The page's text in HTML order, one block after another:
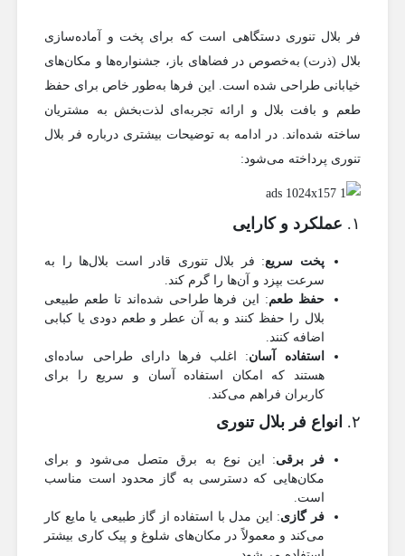
فر بلال تنوری دستگاهی است که برای پخت و آماده‌سازی
بلال (ذرت) به‌خصوص در فضاهای باز، جشنواره‌ها و مکان‌های
خیابانی طراحی شده است. این فرها به‌طور خاص برای حفظ
طعم و بافت بلال و ارائه تجربه‌ای لذت‌بخش به مشتریان
ساخته شده‌اند. در ادامه به توضیحات بیشتری درباره فر بلال
تنوری پرداخته می‌شود:
۱. عملکرد و کارایی
پخت سریع: فر بلال تنوری قادر است بلال‌ها را به
سرعت بپزد و آن‌ها را گرم کند.
حفظ طعم: این فرها طراحی شده‌اند تا طعم طبیعی
بلال را حفظ کنند و به آن عطر و طعم دودی یا کبابی
اضافه کنند.
استفاده آسان: اغلب فرها دارای طراحی ساده‌ای
هستند که امکان استفاده آسان و سریع را برای
کاربران فراهم می‌کند.
۲. انواع فر بلال تنوری
فر برقی : این نوع به برق متصل می‌شود و برای
مکان‌هایی که دسترسی به گاز محدود است مناسب
است.
فر گازی: این مدل با استفاده از گاز طبیعی یا مایع کار
می‌کند و معمولاً در مکان‌های شلوغ و پیک کاری بیشتر